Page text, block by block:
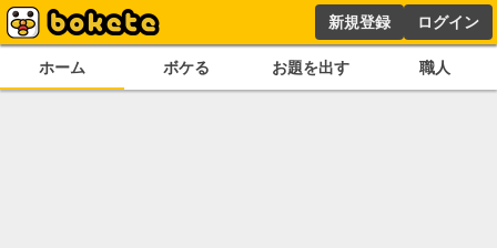
新規登録 ログイン
ホーム ボケる お題を出す 職人